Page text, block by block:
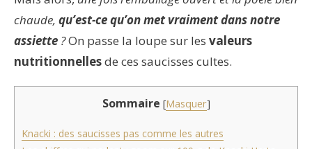
chaude, qu’est-ce qu’on met vraiment dans notre
assiette ?On passe la loupe sur les valeurs
nutritionnellesde ces saucisses cultes.
Sommaire [Masquer]
Knacki : des saucisses pas comme les autres